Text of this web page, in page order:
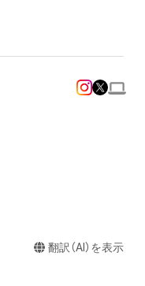
翻訳（AI）を表示